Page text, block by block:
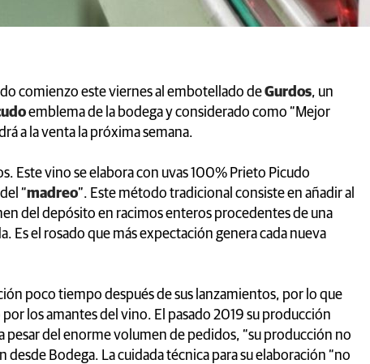
comienzo este viernes al embotellado deGurdos, un
emblema de la bodega y considerado como “Mejor
a la venta la próxima semana.
Este vino se elabora con uvas 100% Prieto Picudo
“madreo”. Este método tradicional consiste en añadir al
del depósito en racimos enteros procedentes de una
Es el rosado que más expectación genera cada nueva
poco tiempo después de sus lanzamientos, por lo que
los amantes del vino. El pasado 2019 su producción
pesar del enorme volumen de pedidos, “su producción no
desde Bodega. La cuidada técnica para su elaboración “no